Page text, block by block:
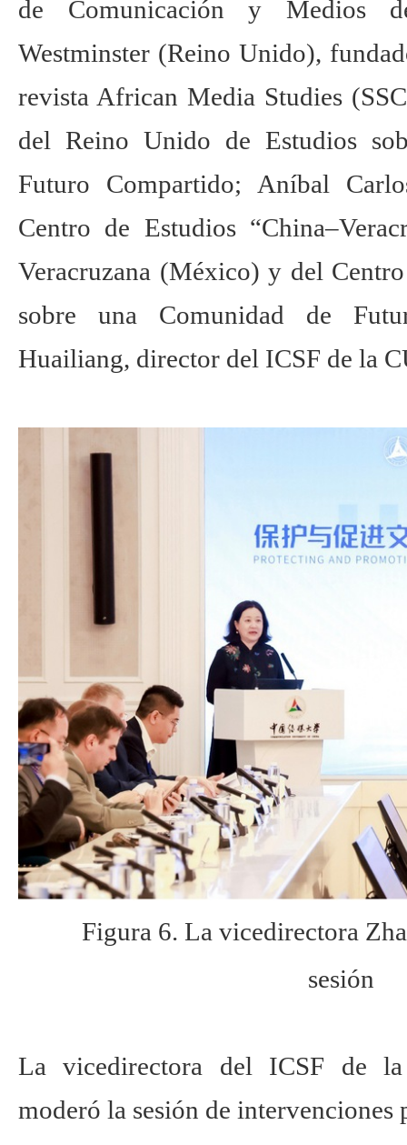
de Comunicación y Medios
Westminster (Reino Unido),
revista African Media Studies
del Reino Unido de Estudios
Futuro Compartido; Aníbal
Centro de Estudios
Veracruzana (México) y del
sobre una Comunidad de
Huailiang, director del ICSF de la
Figura 6. La vicedirectora
sesión
La vicedirectora del ICSF de
moderó la sesión de intervenciones